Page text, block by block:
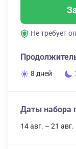
Не требует
8 дней
Даты набора
14 авг. – 21 авг.